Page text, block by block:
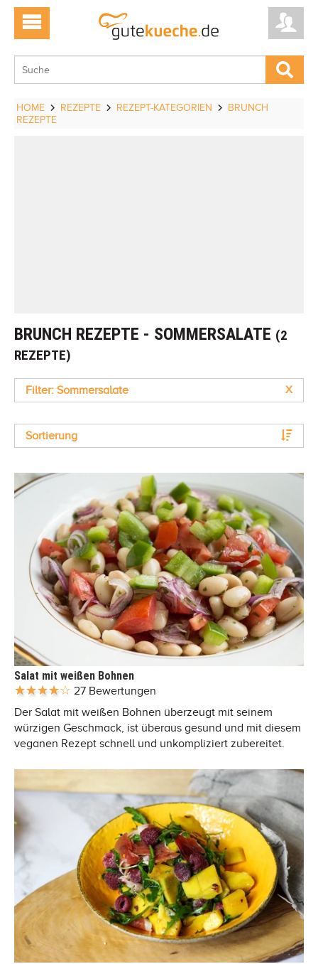
HOME REZEPTE REZEPT-KATEGORIEN
BRUNCH
REZEPTE
BRUNCH REZEPTE - SOMMERSALATE (2
REZEPTE)
Filter: Sommersalate X
Sortierung
Salat mit weißen Bohnen
27 Bewertungen
Der Salat mit weißen Bohnen überzeugt mit seinem
würzigen Geschmack, ist überaus gesund und mit diesem
veganen Rezept schnell und unkompliziert zubereitet.